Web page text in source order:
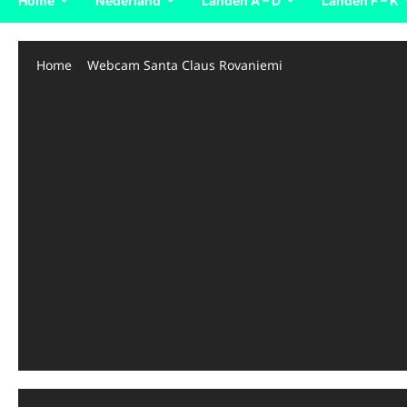
Home Webcam Santa Claus Rovaniemi